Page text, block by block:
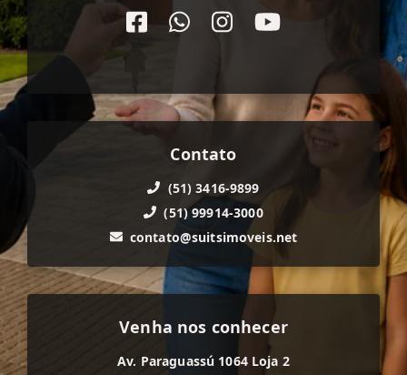
Contato
(51) 3416-9899
(51) 99914-3000
contato@suitsimoveis.net
Venha nos conhecer
Av. Paraguassú 1064 Loja 2